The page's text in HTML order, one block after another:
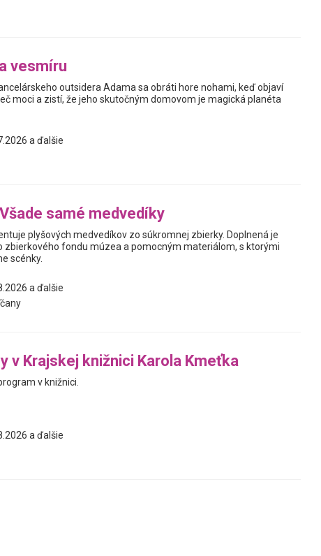
vesmíru
outsidera Adama sa obráti hore nohami, keď objaví
moci a zistí, že jeho skutočným domovom je magická planéta
a ďalšie
samé medvedíky
plyšových medvedíkov zo súkromnej zbierky. Doplnená je
zbierkového fondu múzea a pomocným materiálom, s ktorými
scénky.
a ďalšie
v Krajskej knižnici Karola Kmeťka
v knižnici.
a ďalšie